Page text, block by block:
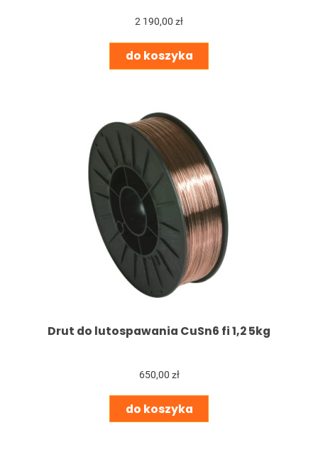
2 190,00 zł
do koszyka
Drut do lutospawania CuSn6 fi 1,2 5kg
650,00 zł
do koszyka